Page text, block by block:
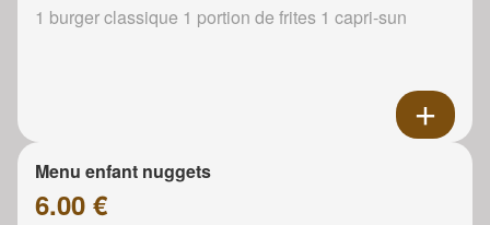
1 burger classique 1 portion de frites 1 capri-sun
Menu enfant nuggets
6.00 €